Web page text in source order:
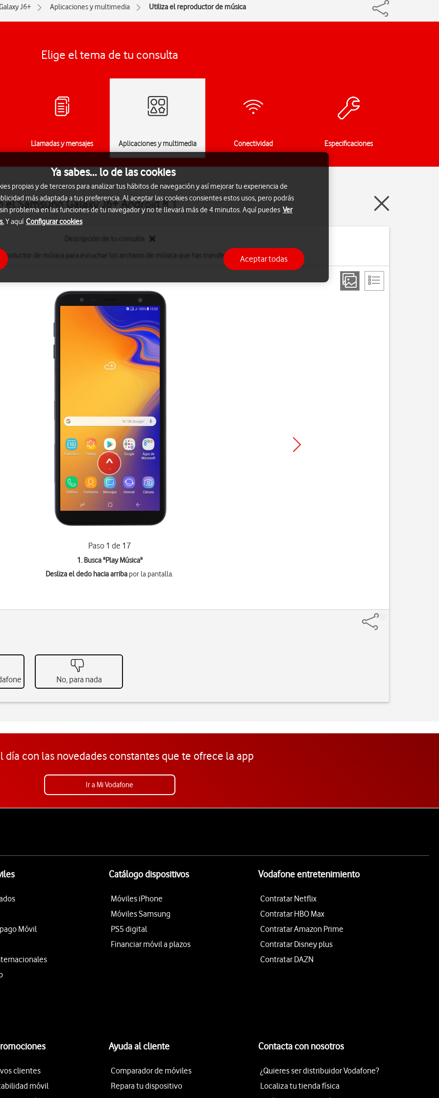
J6+ Aplicaciones y multimedia Utiliza el reproductor de música
Elige el tema de tu consulta
Llamadas y mensajes Aplicaciones y multimedia Conectividad Especificaciones
Samsung Galaxy J6+ Android 8.1
de música para escuchar los archivos de música que has transferido a tu teléfono.
Paso 1 de 17
1. Busca "Play Música"
Desliza el dedo hacia arriba por la pantalla.
No, para nada
día con las novedades constantes que te ofrece la app
Ir a Mi Vodafone
Móvil
Catálogo dispositivos
Móviles iPhone
Móviles Samsung
PS5 digital
Financiar móvil a plazos
Vodafone entretenimiento
Contratar Netflix
Contratar HBO Max
Contratar Amazon Prime
Contratar Disney plus
Contratar DAZN
clientes
móvil
Ayuda al cliente
Comparador de móviles
Repara tu dispositivo
Contacta con nosotros
¿Quieres ser distribuidor Vodafone?
Localiza tu tienda física
Ya sabes... lo de las cookies
propias y de terceros para analizar tus hábitos de navegación y así mejorar tu experiencia de
más adaptada a tus preferencia. Al aceptar las cookies consientes estos usos, pero podrás
problema en las funciones de tu navegador y no te llevará más de 4 minutos. Aquí puedes Ver
Y aquí Configurar cookies
Aceptar todas